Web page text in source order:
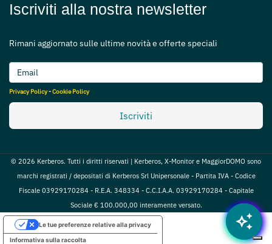
Iscriviti alla nostra newsletter
Rimani aggiornato sulle ultime novità e offerte speciali
Privacy Policy-Cookie Policy
Iscriviti
© 2026 Kerberos. Tutti i diritti riservati | Kerberos, X-Monitor e MaggiorDOMO sono
marchi registrati / depositati di Kerberos Srl Unipersonale - Partita IVA - Codice
Fiscale 03929170284 - R.E.A. 348334 - C.C.I.A.A. 03929170284 - Capitale
Sociale € 100.000,00 interamente versato.
auto_awesome
Informativa sulla raccolta
Le tue preferenze relative alla privacy